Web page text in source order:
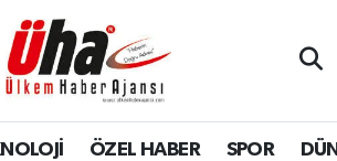
ÖZEL HABER SPOR
Eczaneler
Durumu